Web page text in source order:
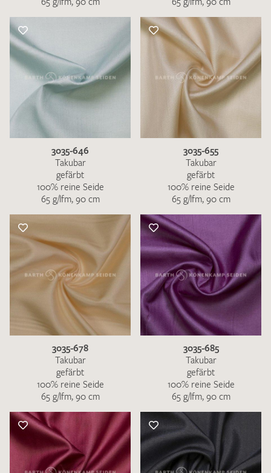
3035-646
Takubar
gefärbt
100% reine Seide
65 g/lfm, 90 cm
3035-655
Takubar
gefärbt
100% reine Seide
65 g/lfm, 90 cm
3035-678
Takubar
gefärbt
100% reine Seide
65 g/lfm, 90 cm
3035-685
Takubar
gefärbt
100% reine Seide
65 g/lfm, 90 cm